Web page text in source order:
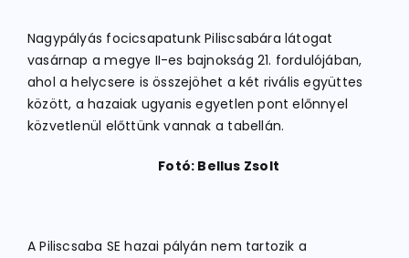
ATLÉTIKA
KERÉKPÁR
PÁLYÁK
Nagypályás focicsapatunk Piliscsabára látogat
vasárnap a megye II-es bajnokság 21. fordulójában,
ahol a helycsere is összejöhet a két rivális együttes
között, a hazaiak ugyanis egyetlen pont előnnyel
közvetlenül előttünk vannak a tabellán.
Fotó: Bellus Zsolt
A Piliscsaba SE hazai pályán nem tartozik a